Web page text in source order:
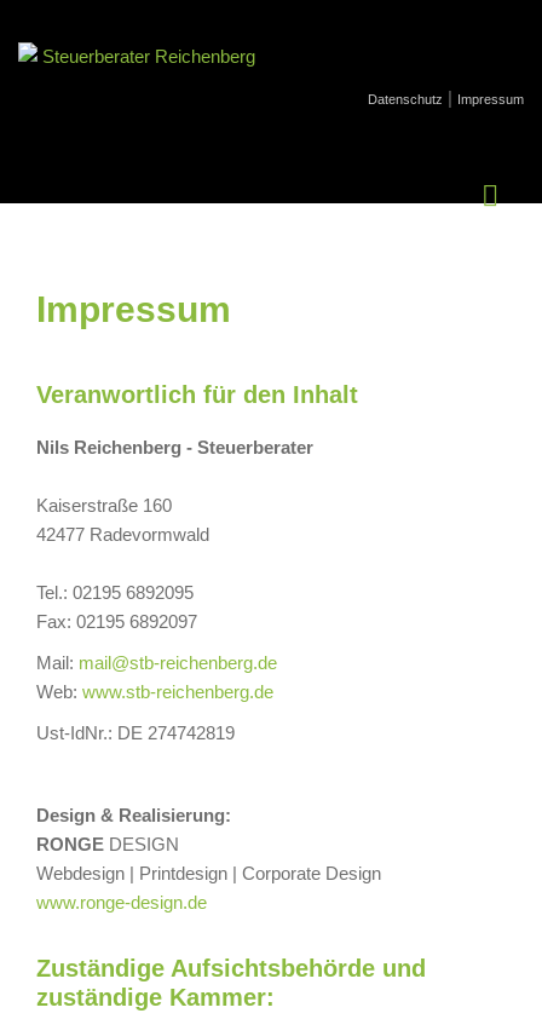
Datenschutz | Impressum
Impressum
Veranwortlich für den Inhalt
Nils Reichenberg - Steuerberater
Kaiserstraße 160
42477 Radevormwald
Tel.: 02195 6892095
Fax: 02195 6892097
Mail: mail@stb-reichenberg.de
Web: www.stb-reichenberg.de
Ust-IdNr.: DE 274742819
Design & Realisierung:
RONGE DESIGN
Webdesign | Printdesign | Corporate Design
www.ronge-design.de
Zuständige Aufsichtsbehörde und
zuständige Kammer: